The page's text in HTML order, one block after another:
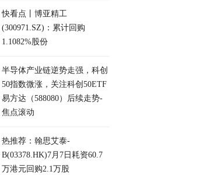
快看点丨博亚精工
(300971.SZ)：累计回购
1.1082%股份
半导体产业链逆势走强，科创
50指数微涨，关注科创50ETF
易方达（588080）后续走势-
焦点滚动
热推荐：翰思艾泰-
B(03378.HK)7月7日耗资60.7
万港元回购2.1万股